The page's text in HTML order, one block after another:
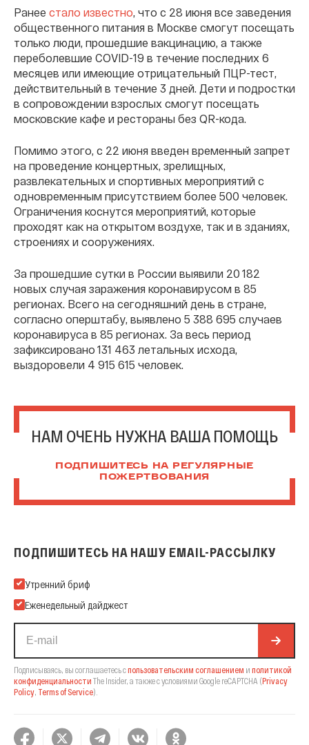
Ранее стало известно , что с 28 июня все заведения
общественного питания в Москве смогут посещать
только люди, прошедшие вакцинацию, а также
переболевшие COVID-19 в течение последних 6
месяцев или имеющие отрицательный ПЦР-тест,
действительный в течение 3 дней. Дети и подростки
в сопровождении взрослых смогут посещать
московские кафе и рестораны без QR-кода.
Помимо этого, с 22 июня введен временный запрет
на проведение концертных, зрелищных,
развлекательных и спортивных мероприятий с
одновременным присутствием более 500 человек.
Ограничения коснутся мероприятий, которые
проходят как на открытом воздухе, так и в зданиях,
строениях и сооружениях.
За прошедшие сутки в России выявили 20 182
новых случая заражения коронавирусом в 85
регионах. Всего на сегодняшний день в стране,
согласно оперштабу, выявлено 5 388 695 случаев
коронавируса в 85 регионах. За весь период
зафиксировано 131 463 летальных исхода,
выздоровели 4 915 615 человек.
НАМ ОЧЕНЬ НУЖНА ВАША ПОМОЩЬ
ПОДПИШИТЕСЬ НА РЕГУЛЯРНЫЕ
ПОЖЕРТВОВАНИЯ
ПОДПИШИТЕСЬ НА НАШУ EMAIL-РАССЫЛКУ
Подпишитесь на нашу Email-рассылку
Утренний бриф
Еженедельный дайджест
Подписываясь, вы соглашаетесь спользовательским соглашением и политикой
конфиденциальности The Insider, а также с условиями Google reCAPTCHA (Privacy
Policy Terms of Service).